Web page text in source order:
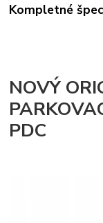
Kompletné
NOVÝ
PDC